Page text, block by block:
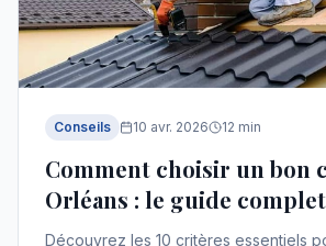
Conseils 10 avr. 2026 12 min
Comment choisir un bon
Orléans : le guide
Découvrez les 10 critères essentiels